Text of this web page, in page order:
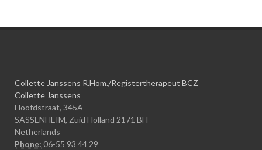
Collette Janssens R.Hom./Registertherapeut BCZ
Collette Janssens
Hoofdstraat, 345A
SASSENHEIM, Zuid Holland 2171 BH
Netherlands
Phone: 06-55 93 44 29